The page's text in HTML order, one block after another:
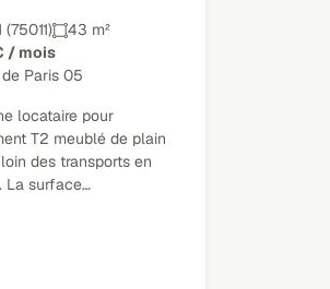
(75011)
43 m²
/ mois
Paris 05
locataire pour
T2 meublé de plain
des transports en
La surface…